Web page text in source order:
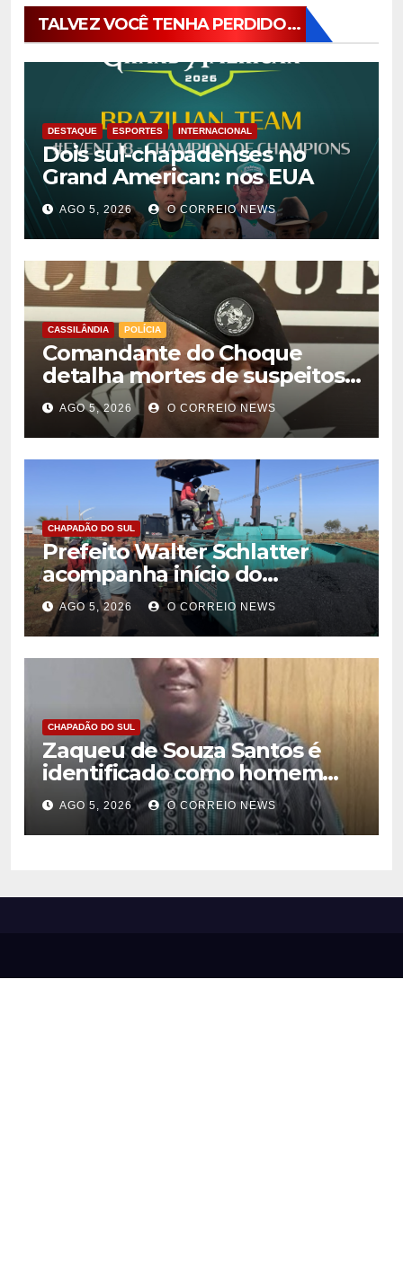
TALVEZ VOCÊ TENHA PERDIDO...
DESTAQUE ESPORTES INTERNACIONAL
Dois sul-chapadenses no
Grand American: nos EUA
AGO 5, 2026 O CORREIO NEWS
CASSILÂNDIA POLÍCIA
Comandante do Choque
detalha mortes de suspeitos
de homicídio em Cassilândia
AGO 5, 2026 O CORREIO NEWS
CHAPADÃO DO SUL
Prefeito Walter Schlatter
acompanha início do
recapeamento e pede
compreensão da população
em Chapadão do Sul
AGO 5, 2026 O CORREIO NEWS
CHAPADÃO DO SUL
Zaqueu de Souza Santos é
identificado como homem
encontrado morto em
Chapadão do Sul
AGO 5, 2026 O CORREIO NEWS